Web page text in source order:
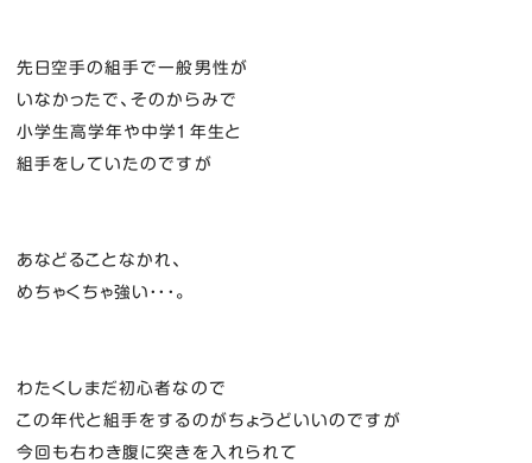
先日空手の組手で一般男性が
いなかったで、そのからみで
小学生高学年や中学１年生と
組手をしていたのですが
あなどることなかれ、
めちゃくちゃ強い・・・。
わたくしまだ初心者なので
この年代と組手をするのがちょうどいいのですが
今回も右わき腹に突きを入れられて